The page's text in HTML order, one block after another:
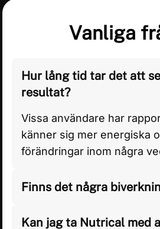
Vanliga
Hur lång tid tar det att se
resultat?
Vissa användare har
känner sig mer energiska
förändringar inom några
Finns det några
erkänns som säkra.
Kan jag ta Nutrical med